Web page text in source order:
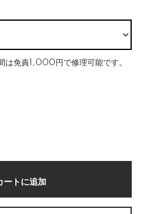
は免責1,000円で修理可能です。
ートに追加